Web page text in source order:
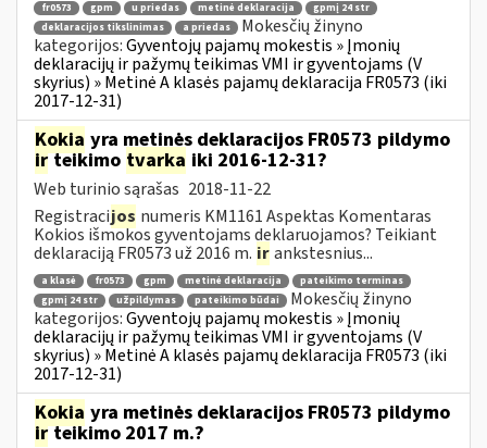
fr0573 gpm u priedas metinė deklaracija
gpmį 24 str
deklaracijos tikslinimas
a priedas
Mokesčių žinyno
kategorijos:Gyventojų pajamų mokestis » Įmonių
deklaracijų ir pažymų teikimas VMI ir gyventojams (V
skyrius) » Metinė A klasės pajamų deklaracija FR0573 (iki
2017-12-31)
Kokia yra metinės deklaracijos FR0573 pildymo
irteikimo tvarka iki 2016-12-31?
Web turinio sąrašas 2018-11-22
Registracijos numeris KM1161 Aspektas Komentaras
Kokios išmokos gyventojams deklaruojamos? Teikiant
deklaraciją FR0573 už 2016 m. irankstesnius...
a klasė fr0573 gpm metinė deklaracija
pateikimo terminas
gpmį 24 str
užpildymas pateikimo būdai
Mokesčių žinyno
kategorijos:Gyventojų pajamų mokestis » Įmonių
deklaracijų ir pažymų teikimas VMI ir gyventojams (V
skyrius) » Metinė A klasės pajamų deklaracija FR0573 (iki
2017-12-31)
Kokia yra metinės deklaracijos FR0573 pildymo
irteikimo 2017 m.?